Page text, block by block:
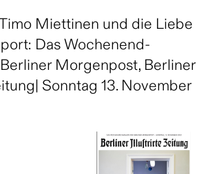
Miettinen und die Liebe
Das Wochenend-
Morgenpost, Berliner
Sonntag 13. November